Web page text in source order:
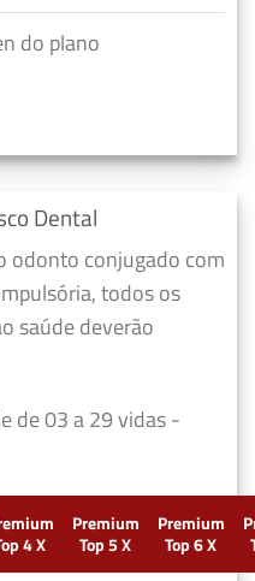
do plano
Dental
odonto conjugado com
todos os
saúde deverão
de 03 a 29 vidas -
4 X
Premium
Top 5 X
Premium
Top 6 X